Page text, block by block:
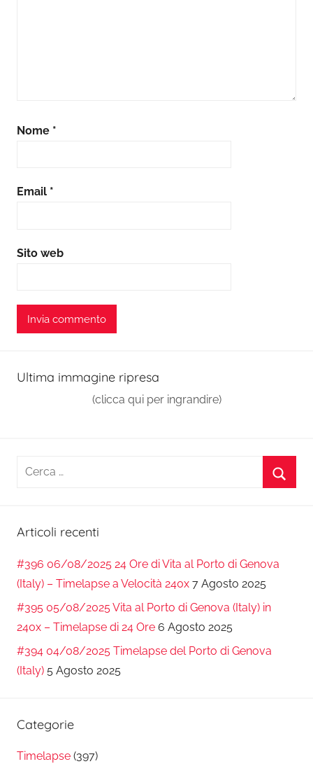
Nome *
Email *
Sito web
Ultima immagine ripresa
(clicca qui per ingrandire)
Ricerca
Articoli recenti
#396 06/08/2025 24 Ore di Vita al Porto di Genova
(Italy) – Timelapse a Velocità 240x 7 Agosto 2025
#395 05/08/2025 Vita al Porto di Genova (Italy) in
240x – Timelapse di 24 Ore 6 Agosto 2025
#394 04/08/2025 Timelapse del Porto di Genova
(Italy) 5 Agosto 2025
Categorie
Timelapse (397)